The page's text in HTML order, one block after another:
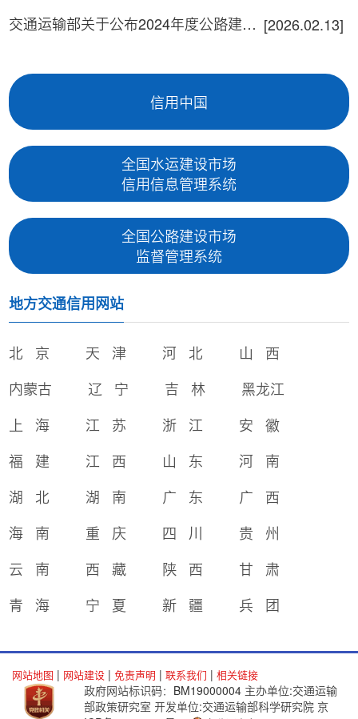
交通运输部关于公布2024年度公路建设市场全国综合信用评价结果的公告 [2026.02.13]
信用中国
全国水运建设市场
信用信息管理系统
全国公路建设市场
监督管理系统
地方交通信用网站
北 京 天 津 河 北
山 西
内蒙古
辽 宁 吉 林
黑龙江
上 海
江 苏 浙 江
安 徽
福 建
江 西 山 东
河 南
湖 北
湖 南 广 东
广 西
海 南
重 庆 四 川
贵 州
云 南
西 藏 陕 西
甘 肃
青 海
宁 夏 新 疆 兵 团
网站地图 | 网站建设 | 免责声明 | 联系我们 | 相关链接
政府网站标识码：BM19000004 主办单位:交通运输
部政策研究室 开发单位:交通运输部科学研究院 京